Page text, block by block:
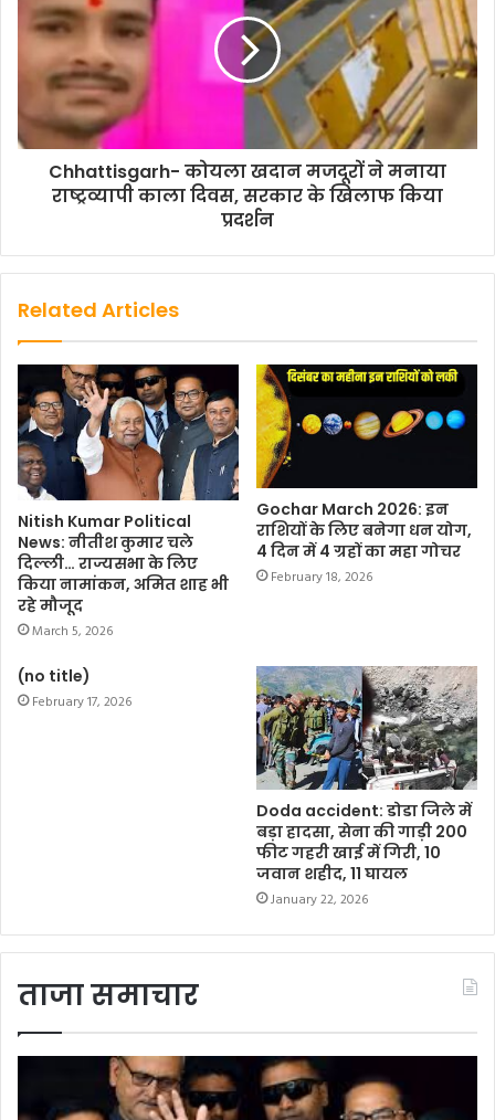
Chhattisgarh- कोयला खदान मजदूरों ने मनाया
राष्ट्रव्यापी काला दिवस, सरकार के खिलाफ किया
प्रदर्शन
Related Articles
Nitish Kumar Political
News: नीतीश कुमार चले
दिल्ली… राज्यसभा के लिए
किया नामांकन, अमित शाह भी
रहे मौजूद
March 5, 2026
Gochar March 2026: इन
राशियों के लिए बनेगा धन योग,
4 दिन में 4 ग्रहों का महा गोचर
February 18, 2026
(no title)
February 17, 2026
Doda accident: डोडा जिले में
बड़ा हादसा, सेना की गाड़ी 200
फीट गहरी खाई में गिरी, 10
जवान शहीद, 11 घायल
January 22, 2026
ताजा समाचार